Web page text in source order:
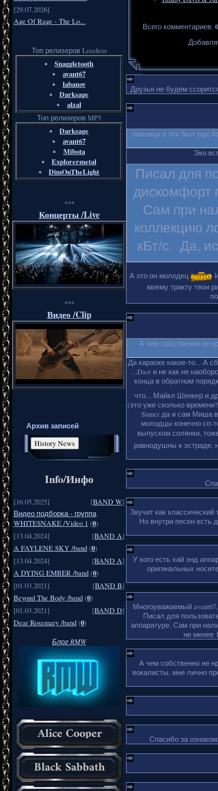
[29.07.2026]
Age Of Rage - The Lo...
Топ релизеров Lossless
Snaggletooth
avant67
labanov
Darksage
alzal
Топ релизеров MP3
Darksage
avant67
Mibota
Explorermetal
DimOnTheLight
***
Концерты /Live
***
Видео /Clip
Архив записей
Info/Инфо
[16.05.2025] [BAND W]
Видео подборка - группа
WHITESNAKE /Video 1 (0)
[13.04.2024]
[BAND A]
A FAYLENE SKY /band (0)
[13.04.2024]
[BAND A]
A DYING EMBER /band (0)
[01.03.2021]
[BAND B]
Beyond The Body /band (0)
[01.03.2021]
[BAND D]
Dear Rosemary /band (0)
Блог RMW
Всего комментариев: 0
Друзья не будем
помница в 80х был рад
Эко
Писал для
дискомфорт
Сам при
коллекцию
кБт/с. Да,
А это он молодец
моему тракту твои
А чем собственно не
Да караоке какое-то... А
...Dast и не как не
конца в обратном
что... Майкл Шенкер и
(это уже сколько
Sinner да и сам Миша
молодцы конечно со-
выпуском солянки,
равнодушны к эстраде,
Звучит как
Но внутри песен есть
У кого есть хай энд
оригинальных
Многоуважаемый
Писал для
аппаратуре. Сам при
не менее
А чем собственно не
вокалисты, мне лично
Спасибо за